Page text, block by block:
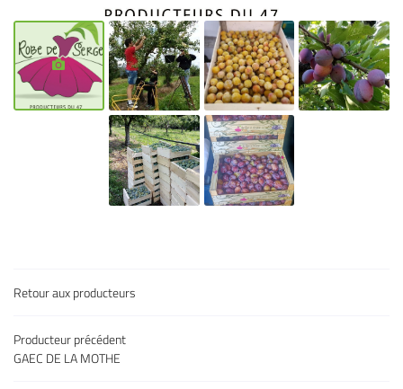
Accueil
& légumes
& charcuteries
Retour aux producteurs
Producteur précédent
GAEC DE LA MOTHE